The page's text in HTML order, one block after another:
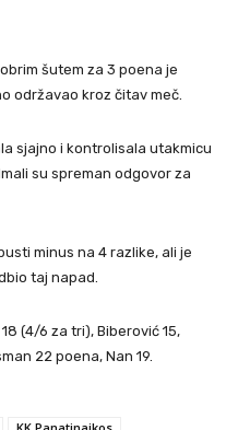
šutem za 3 poena je
održavao kroz čitav meč.
sjajno i kontrolisala utakmicu
su spreman odgovor za
minus na 4 razlike, ali je
taj napad.
(4/6 za tri), Biberović 15,
22 poena, Nan 19.